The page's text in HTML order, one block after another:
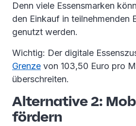
Denn viele Essensmarken
den Einkauf in teilnehmenden
genutzt werden.
Wichtig: Der digitale
Grenze von 103,50 Euro pro
überschreiten.
Alternative 2:
fördern